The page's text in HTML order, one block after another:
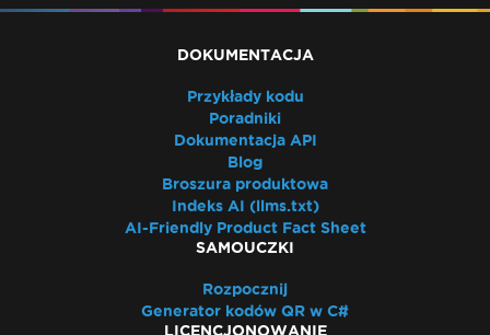
DOKUMENTACJA
Przykłady kodu
Poradniki
Dokumentacja API
Blog
Broszura produktowa
Indeks AI (llms.txt)
AI-Friendly Product Fact Sheet
SAMOUCZKI
Rozpocznij
Generator kodów QR w C#
LICENCJONOWANIE